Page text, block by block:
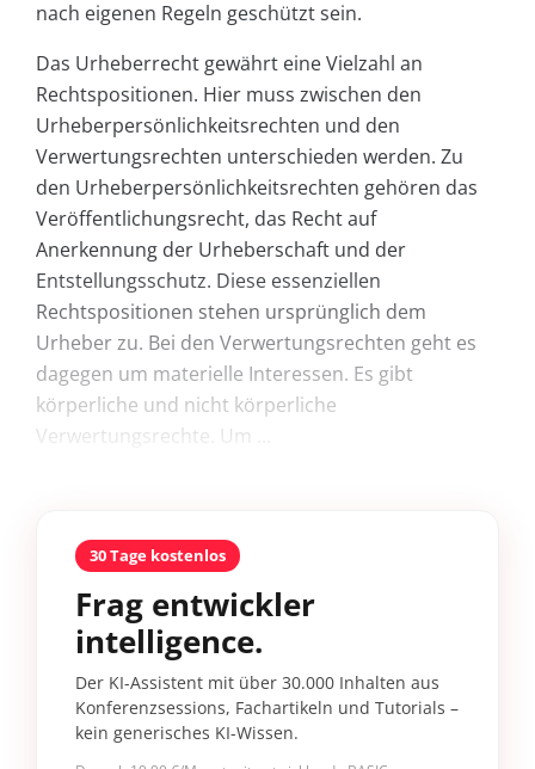
nach eigenen Regeln geschützt sein.
Das Urheberrecht gewährt eine Vielzahl an
Rechtspositionen. Hier muss zwischen den
Urheberpersönlichkeitsrechten und den
Verwertungsrechten unterschieden werden. Zu
den Urheberpersönlichkeitsrechten gehören das
Veröffentlichungsrecht, das Recht auf
Anerkennung der Urheberschaft und der
Entstellungsschutz. Diese essenziellen
Rechtspositionen stehen ursprünglich dem
Urheber zu. Bei den Verwertungsrechten geht es
dagegen um materielle Interessen. Es gibt
körperliche und nicht körperliche
Verwertungsrechte. Um ...
30 Tage kostenlos
Frag entwickler
intelligence.
Der KI-Assistent mit über 30.000 Inhalten aus
Konferenzsessions, Fachartikeln und Tutorials –
kein generisches KI-Wissen.